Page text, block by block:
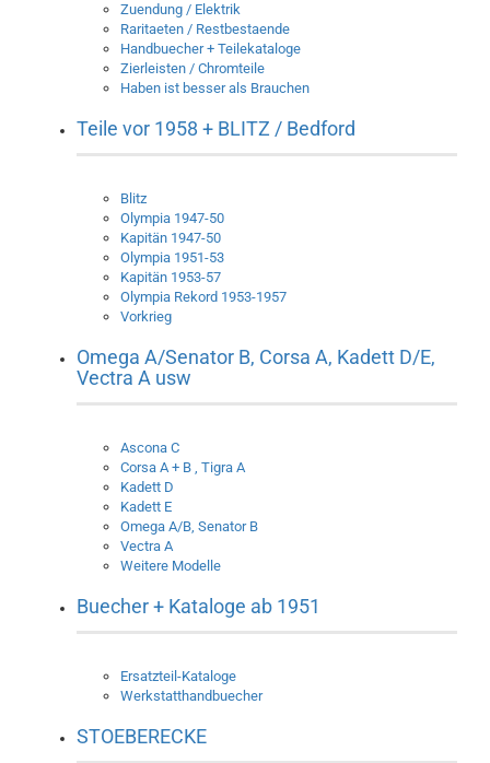
Zuendung / Elektrik
Raritaeten / Restbestaende
Handbuecher + Teilekataloge
Zierleisten / Chromteile
Haben ist besser als Brauchen
Teile vor 1958 + BLITZ / Bedford
Blitz
Olympia 1947-50
Kapitän 1947-50
Olympia 1951-53
Kapitän 1953-57
Olympia Rekord 1953-1957
Vorkrieg
Omega A/Senator B, Corsa A, Kadett D/E,
Vectra A usw
Ascona C
Corsa A + B , Tigra A
Kadett D
Kadett E
Omega A/B, Senator B
Vectra A
Weitere Modelle
Buecher + Kataloge ab 1951
Ersatzteil-Kataloge
Werkstatthandbuecher
STOEBERECKE